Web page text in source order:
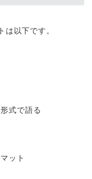
以下です。
式で語る
ット